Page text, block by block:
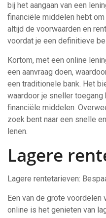
bij het aangaan van een
financiële middelen hebt
altijd de voorwaarden en
voordat je een definitieve
Kortom, met een online
een aanvraag doen,
een traditionele bank. Het
waardoor je sneller
financiële middelen.
zoek bent naar een snelle
lenen.
Lagere
Lagere rentetarieven:
Een van de grote voordelen
online is het genieten van